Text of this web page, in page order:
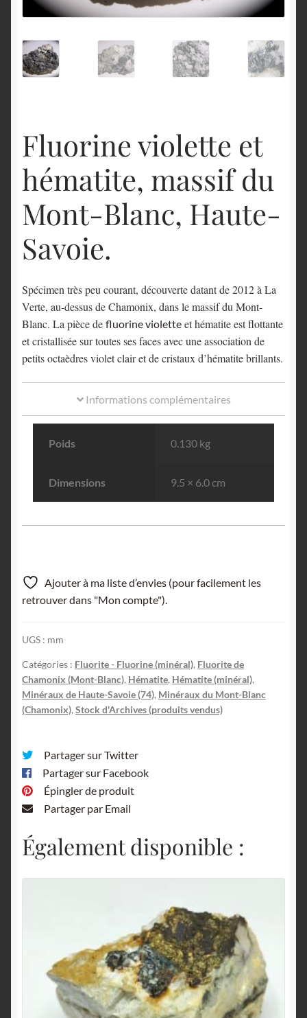
Fluorine violette et
hématite, massif du
Mont-Blanc, Haute-
Savoie.
Spécimen très peu courant, découverte datant de 2012 à La
Verte, au-dessus de Chamonix, dans le massif du Mont-
Blanc. La pièce de fluorine violette et hématite est flottante
et cristallisée sur toutes ses faces avec une association de
petits octaèdres violet clair et de cristaux d’hématite brillants.
Informations complémentaires
Poids 0.130 kg
Dimensions 9.5 × 6.0 cm
Ajouter à ma liste d’envies (pour facilement les
retrouver dans "Mon compte").
UGS : mm
Catégories : Fluorite - Fluorine (minéral), Fluorite de
Chamonix (Mont-Blanc), Hématite, Hématite (minéral),
Minéraux de Haute-Savoie (74), Minéraux du Mont-Blanc
(Chamonix), Stock d'Archives (produits vendus)
Partager sur Twitter
Partager sur Facebook
Épingler de produit
Partager par Email
Également disponible :